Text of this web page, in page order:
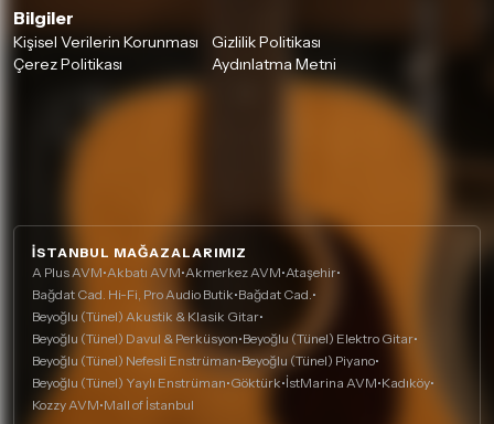
Bilgiler
Kişisel Verilerin Korunması
Gizlilik Politikası
Çerez Politikası
Aydınlatma Metni
İSTANBUL MAĞAZALARIMIZ
A Plus AVM•Akbatı AVM•Akmerkez AVM•Ataşehir•
Bağdat Cad. Hi-Fi, Pro Audio Butik•Bağdat Cad.•
Beyoğlu (Tünel) Akustik & Klasik Gitar•
Beyoğlu (Tünel) Davul & Perküsyon•Beyoğlu (Tünel) Elektro Gitar•
Beyoğlu (Tünel) Nefesli Enstrüman•Beyoğlu (Tünel) Piyano•
Beyoğlu (Tünel) Yaylı Enstrüman•Göktürk•İstMarina AVM•Kadıköy•
Kozzy AVM•Mall of İstanbul